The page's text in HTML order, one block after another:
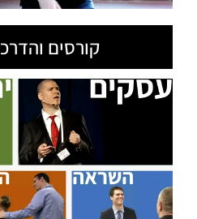
קורסים